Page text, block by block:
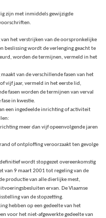
zijn met inmiddels gewijzigde
het verstrijken van de oorspronkelijke
beslissing wordt de verlenging geacht te
worden de termijnen, vermeld in het
van de verschillende fasen van het
vijf jaar, vermeld in het eerste lid,
fasen worden de termijnen van verval
in kwestie.
een ingedeelde inrichting of activiteit
meer dan vijf opeenvolgende jaren
of ontploffing veroorzaakt ten gevolge
wordt stopgezet overeenkomstig
van 9 maart 2001 tot regeling van de
productie van alle dierlijke mest,
ervan. De Vlaamse
van de stopzetting.
hebben op een gedeelte van het
voor het niet-afgewerkte gedeelte van